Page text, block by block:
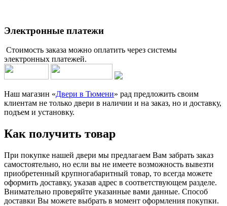
Электронные платежи
Стоимость заказа можно оплатить через системы
электронных платежей.
Наш магазин «Двери в Тюмени» рад предложить своим
клиентам не только двери в наличии и на заказ, но и доставку,
подъем и установку.
Как получить товар
При покупке нашей двери мы предлагаем Вам забрать заказ
самостоятельно, но если вы не имеете возможность вывезти
приобретенный крупногабаритный товар, то всегда можете
оформить доставку, указав адрес в соответствующем разделе.
Внимательно проверяйте указанные вами данные. Способ
доставки Вы можете выбрать в момент оформления покупки.